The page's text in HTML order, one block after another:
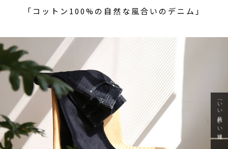
「コットン100%の自然な風合いのデニム」
「いい年齢 いい洋服」